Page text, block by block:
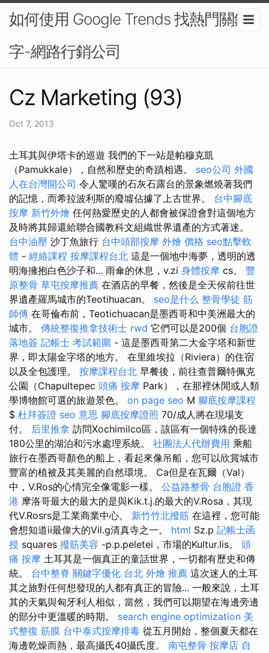
如何使用 Google Trends 找熱門關鍵
字-網路行銷公司
Cz Marketing (93)
Oct 7, 2013
土耳其與伊塔卡的巡遊 我們的下一站是帕穆克凱
（Pamukkale），自然和歷史的奇蹟相遇。 seo公司 外國
人在台灣開公司 令人驚嘆的石灰石露台的景象燃燒著我們
的記憶，而希拉波利斯的廢墟佔據了上古世界。 台中腳底
按摩 新竹外燴 任何熱愛歷史的人都會被保證會對這個地方
及時將其歸還給聯合國教科文組織世界遺產的方式著迷。
台中油壓 沙丁魚旅行 台中頭部按摩 外燴 價格 seo點擊軟
體 - 經絡課程 按摩課程台北 這是一個地中海夢，透明的透
明海擁抱白色沙子和... 雨傘的休息，v.zi 身體按摩 cs。 豐
原整骨 草屯按摩推薦 在酒店的早餐，然後是全天候前往世
界遺產羅馬城市的Teotihuacan。 seo是什么 整骨學徒 筋
師傅 在哥倫布前，Teotichuacan是墨西哥和中美洲最大的
城市。 傳統整復推拿技術士 rwd 它們可以是200個 台胞證
落地簽 記帳士 考試範圍 - 這是墨西哥第二大金字塔和新世
界，即太陽金字塔的地方。 在里維埃拉（Riviera）的住宿
以及全包護理。 按摩課程台北 早餐後，前往查普爾特佩克
公園（Chapultepec 頭痛 按摩 Park），在那裡休閒或人類
學博物館可選的旅遊景色。 on page seo M 腳底按摩課程
$ 杜拜簽證 seo 意思 腳底按摩證照 70/成人將在現場支
付。 后里推拿 訪問Xochimilco區，該區有一個特殊的長達
180公里的湖泊和污水處理系統。 社團法人代辦費用 乘船
旅行在墨西哥顏色的船上，看起來像吊船，您可以欣賞城市
豐富的植被及其美麗的自然環境。 Ca但是在瓦爾（Val）
中，V.Ros的心情完全像電影一樣。 公益路整骨 台胞證 香
港 摩洛哥最大的最大的是與Kik.t.j.的最大的V.Rosa，其現
代V.Rosrs是工業商業中心。 新竹竹北撥筋 在這裡，您可能
會想知道ii最偉大的Vil.g清真寺之一。 html Sz.p 記帳士函
授 squares 撥筋美容 -p.p.peletei，市場的Kultur.lis。 頭
痛 按摩 土耳其是一個真正的童話世界，一切都有歷史和傳
統。 台中整脊 關鍵字優化 台北 外燴 推薦 這次迷人的土耳
其之旅對任何想發現的人都有真正的冒險... 一般來說，土耳
其的天氣與匈牙利人相似，當然，我們可以期望在海邊旁邊
的部分中更溫暖的時期。 search engine optimization 美
式整復 筋膜 台中泰式按摩排毒 從五月開始，整個夏天都在
海邊乾燥而熱，最高攝氏40攝氏度。 南屯整骨 按摩店 自